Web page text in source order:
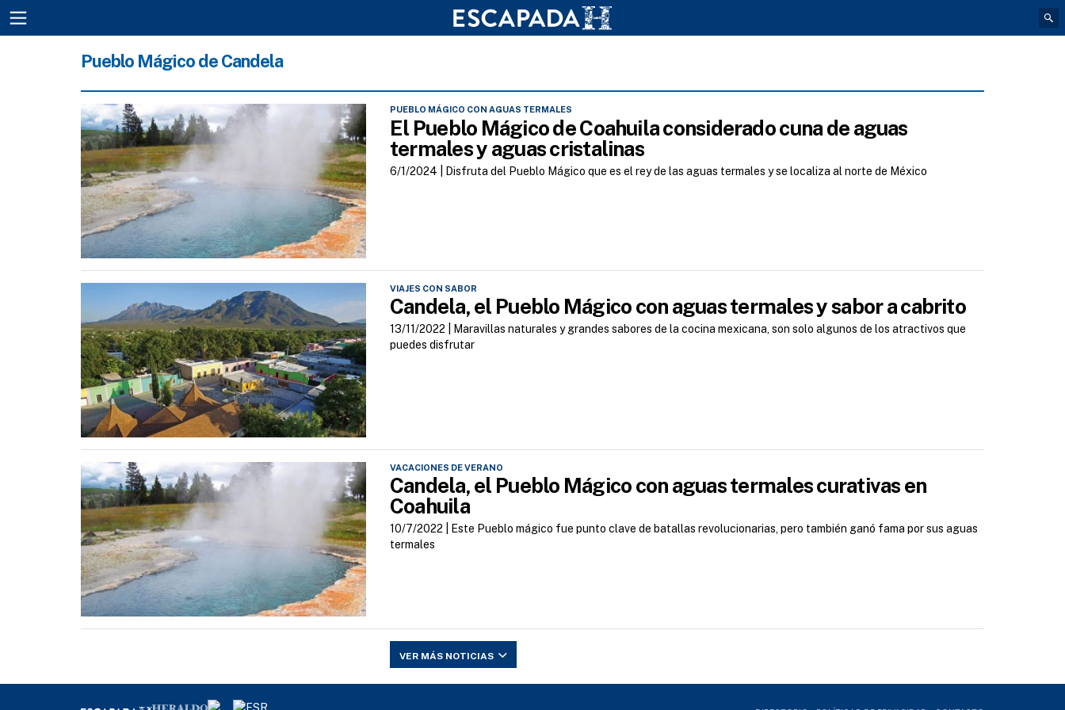
Pueblo Mágico de Candela
PUEBLO MÁGICO CON AGUAS TERMALES
El Pueblo Mágico de Coahuila considerado cuna de aguas
termales y aguas cristalinas
6/1/2024 | Disfruta del Pueblo Mágico que es el rey de las aguas termales y se localiza al norte de México
VIAJES CON SABOR
Candela, el Pueblo Mágico con aguas termales y sabor a cabrito
13/11/2022 |
Maravillas naturales y grandes sabores de la cocina mexicana, son solo algunos de los atractivos que
puedes disfrutar
VACACIONES DE VERANO
Candela, el Pueblo Mágico con aguas termales curativas en
Coahuila
10/7/2022 |
Este Pueblo mágico fue punto clave de batallas revolucionarias, pero también ganó fama por sus aguas
termales
VER MÁS NOTICIAS